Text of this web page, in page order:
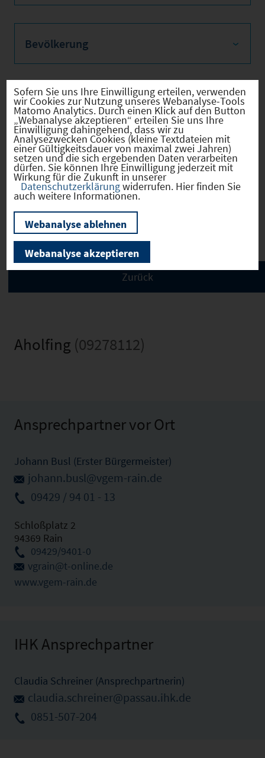
Bevölkerung
Sozialvers. Beschäftigte
Verkehrsinfrastruktur
Kommunale Infrastruktur
Aholfing (09278112)
Ansprechpartner vor Ort
Johann Busl (Erster Bürgermeister)
johann.busl@vgem-rain.de
09429 / 94 01 - 13
Schloßplatz 2
94369 Rain
09429/9401-0
vgrain@t-online.de
www.vgem-rain.de
IHK Ansprechpartner
Claudia Schreiner (Ansprechpartnerin)
claudia.schreiner@passau.ihk.de
0851-507-204
Sofern Sie uns Ihre Einwilligung erteilen, verwenden
wir Cookies zur Nutzung unseres Webanalyse-Tools
Matomo Analytics. Durch einen Klick auf den Button
„Webanalyse akzeptieren“ erteilen Sie uns Ihre
Einwilligung dahingehend, dass wir zu
Analysezwecken Cookies (kleine Textdateien mit
einer Gültigkeitsdauer von maximal zwei Jahren)
setzen und die sich ergebenden Daten verarbeiten
dürfen. Sie können Ihre Einwilligung jederzeit mit
Wirkung für die Zukunft in unserer
Datenschutzerklärungwiderrufen. Hier finden Sie
auch weitere Informationen.
Webanalyse ablehnen
Webanalyse akzeptieren